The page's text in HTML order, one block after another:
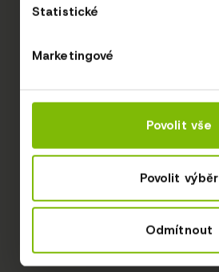
Statistické
Marketingové
Povolit vše
Povolit výběr
Odmítnout